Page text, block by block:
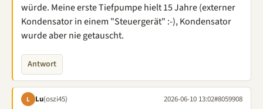
würde. Meine erste Tiefpumpe hielt 15 Jahre (externer
Kondensator in einem "Steuergerät" :-), Kondensator
wurde aber nie getauscht.
Antwort
L Lu(oszi45) 2026-06-10 13:02#8059908